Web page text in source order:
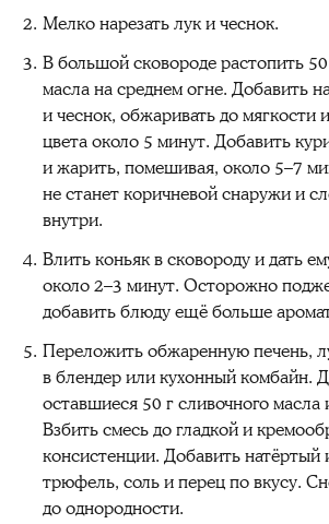
Мелко нарезать лук и чеснок.
В большой сковороде растопить
масла на среднем огне. Добавить
и чеснок, обжаривать до мягкости
цвета около 5 минут. Добавить
и жарить, помешивая, около 5–7
не станет коричневой снаружи и
внутри.
Влить коньяк в сковороду и дать
около 2–3 минут. Осторожно
добавить блюду ещё больше
Переложить обжаренную печень,
в блендер или кухонный комбайн.
оставшиеся 50 г сливочного
Взбить смесь до гладкой и
консистенции. Добавить натёртый
трюфель, соль и перец по вкусу.
до однородности.